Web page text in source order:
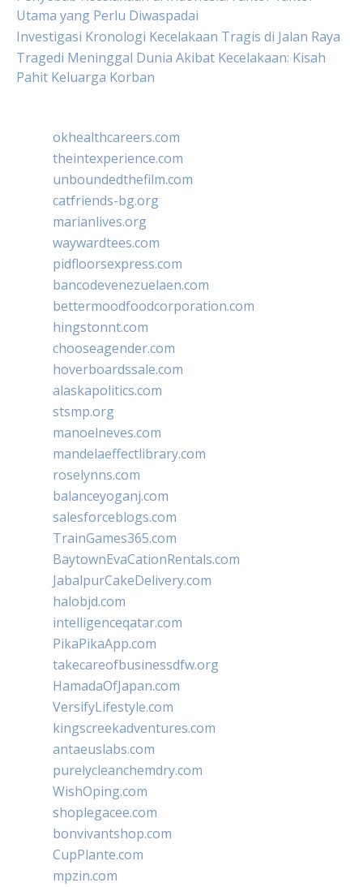
Utama yang Perlu Diwaspadai
Investigasi Kronologi Kecelakaan Tragis di Jalan Raya
Tragedi Meninggal Dunia Akibat Kecelakaan: Kisah
Pahit Keluarga Korban
okhealthcareers.com
theintexperience.com
unboundedthefilm.com
catfriends-bg.org
marianlives.org
waywardtees.com
pidfloorsexpress.com
bancodevenezuelaen.com
bettermoodfoodcorporation.com
hingstonnt.com
chooseagender.com
hoverboardssale.com
alaskapolitics.com
stsmp.org
manoelneves.com
mandelaeffectlibrary.com
roselynns.com
balanceyoganj.com
salesforceblogs.com
TrainGames365.com
BaytownEvaCationRentals.com
JabalpurCakeDelivery.com
halobjd.com
intelligenceqatar.com
PikaPikaApp.com
takecareofbusinessdfw.org
HamadaOfJapan.com
VersifyLifestyle.com
kingscreekadventures.com
antaeuslabs.com
purelycleanchemdry.com
WishOping.com
shoplegacee.com
bonvivantshop.com
CupPlante.com
mpzin.com